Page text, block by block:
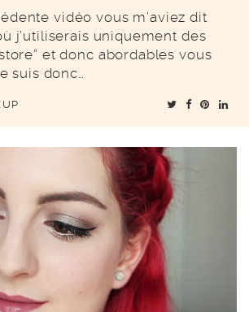
vidéo vous m’aviez dit
j’utiliserais uniquement des
et donc abordables vous
suis donc…